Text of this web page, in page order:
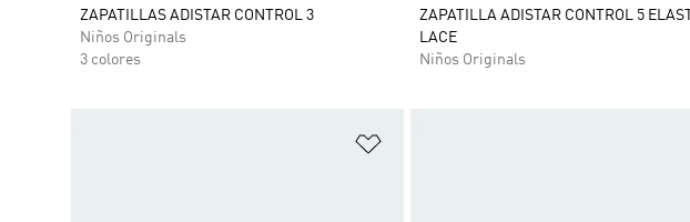
ZAPATILLAS ADISTAR CONTROL 3
Niños Originals
3 colores
ZAPATILLA ADISTAR CONTROL 5
LACE
Niños Originals